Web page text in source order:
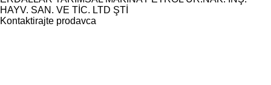
HAYV. SAN. VE TİC. LTD ŞTİ
Kontaktirajte prodavca